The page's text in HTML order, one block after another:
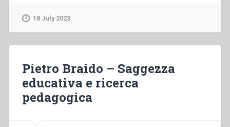
educatori
vivi
del
18 July 2023
Pietro Braido – Saggezza
educativa e ricerca
pedagogica